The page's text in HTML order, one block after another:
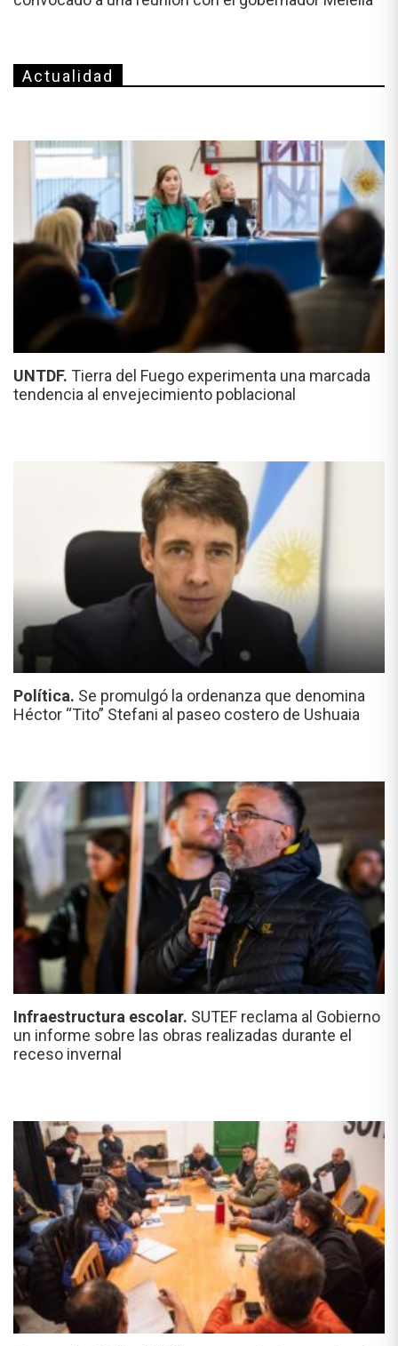
Actualidad
UNTDF. Tierra del Fuego experimenta una marcada
tendencia al envejecimiento poblacional
Política. Se promulgó la ordenanza que denomina
Héctor “Tito” Stefani al paseo costero de Ushuaia
Infraestructura escolar. SUTEF reclama al Gobierno
un informe sobre las obras realizadas durante el
receso invernal